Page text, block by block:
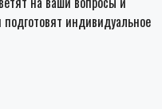
подготовят индивидуальное